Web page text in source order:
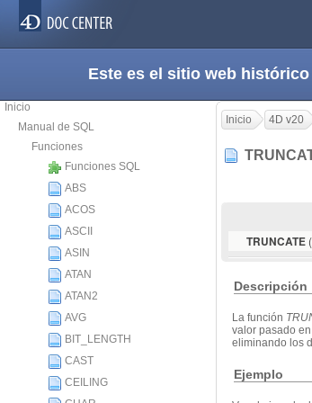
Este es el sitio web
Inicio
Manual de SQL
Funciones
Funciones SQL
ABS
ACOS
ASCII
ASIN
ATAN
ATAN2
AVG
BIT_LENGTH
CAST
CEILING
Inicio 4D v20
TRUNCATE (
Descripción
La función
valor pasado
eliminando los
Ejemplo